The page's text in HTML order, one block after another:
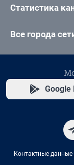
Статистика
Все города
Google
Контактные